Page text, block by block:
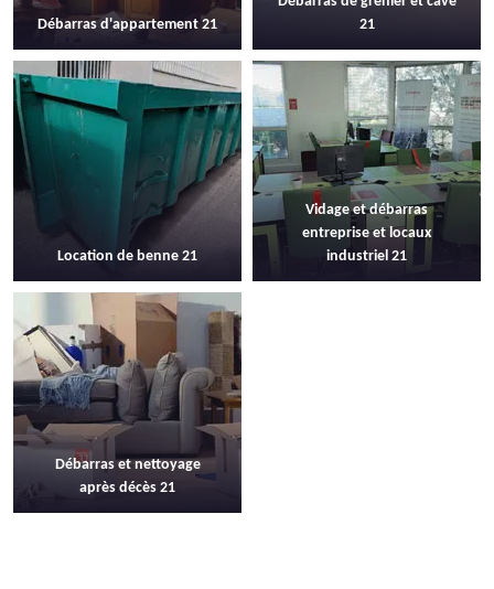
Débarras d'appartement 21
21
Location de benne 21
Vidage et débarras
entreprise et locaux
industriel 21
Débarras et nettoyage
après décès 21